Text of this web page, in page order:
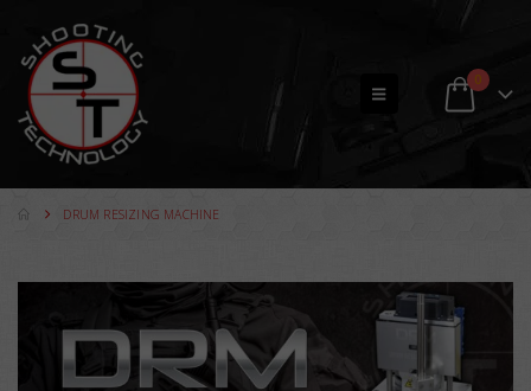
0
DRUM RESIZING MACHINE